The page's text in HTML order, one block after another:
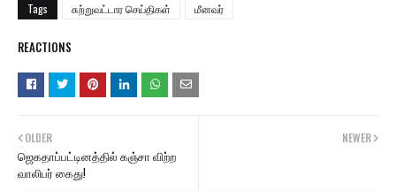
Tags சுற்றுவட்டார செய்திகள் மீனவர்
REACTIONS
NEWER
OLDER
ஜெகதாப்பட்டினத்தில் கஞ்சா விற்ற
வாலிபர் கைது!